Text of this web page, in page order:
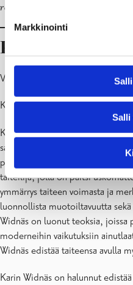
Markkinointi
Salli
rohkaista ja antaa lapsen kehittää
Perustelut
Valtuuston puheenjohtajan
Karin Widnäs
Karin Widnäs on yksi Suomen
saralla. Widnäs aloitti
pitkän uran keraamikkona ja
taiteilija, jolla on paitsi
ymmärrys taiteen voimasta ja
luonnollista muotoiltavuutta
Widnäs on luonut teoksia, joissa
moderneihin vaikutuksiin
Widnäs edistää taiteensa avulla
Karin Widnäs on halunnut